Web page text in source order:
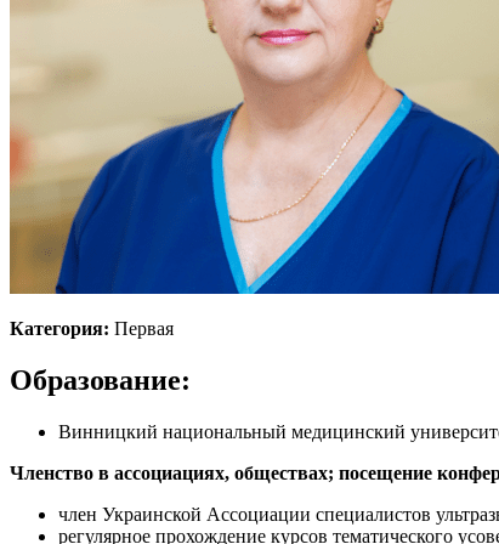
Категория: Первая
Образование:
Винницкий национальный медицинский
Членство в ассоциациях, обществах; посещение
член Украинской Ассоциации специалистов
регулярное прохождение курсов тематического